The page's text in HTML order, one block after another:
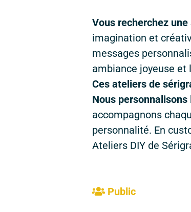
Vous recherchez
imagination et
messages
ambiance joyeuse et
Ces ateliers de
Nous
accompagnons
personnalité. En
Ateliers DIY de
Public